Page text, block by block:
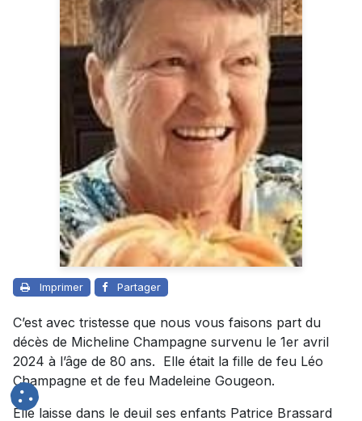
Imprimer Partager
C’est avec tristesse que nous vous faisons part du
décès de Micheline Champagne survenu le 1er avril
2024 à l’âge de 80 ans. Elle était la fille de feu Léo
Champagne et de feu Madeleine Gougeon.
Elle laisse dans le deuil ses enfants Patrice Brassard